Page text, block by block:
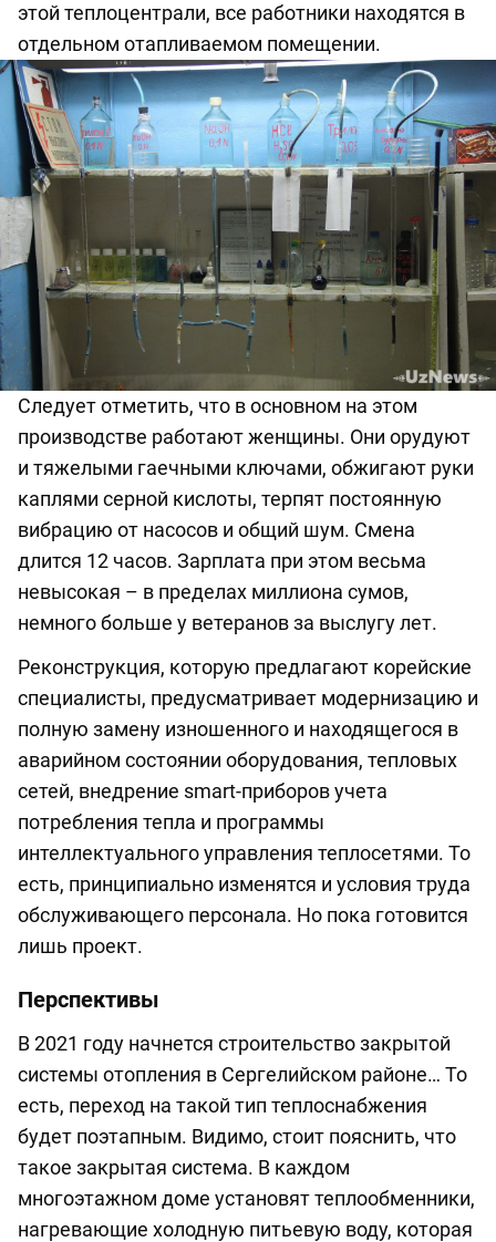
этой теплоцентрали, все работники находятся в
отдельном отапливаемом помещении.
Следует отметить, что в основном на этом
производстве работают женщины. Они орудуют
и тяжелыми гаечными ключами, обжигают руки
каплями серной кислоты, терпят постоянную
вибрацию от насосов и общий шум. Смена
длится 12 часов. Зарплата при этом весьма
невысокая – в пределах миллиона сумов,
немного больше у ветеранов за выслугу лет.
Реконструкция, которую предлагают корейские
специалисты, предусматривает модернизацию и
полную замену изношенного и находящегося в
аварийном состоянии оборудования, тепловых
сетей, внедрение smart-приборов учета
потребления тепла и программы
интеллектуального управления теплосетями. То
есть, принципиально изменятся и условия труда
обслуживающего персонала. Но пока готовится
лишь проект.
Перспективы
В 2021 году начнется строительство закрытой
системы отопления в Сергелийском районе… То
есть, переход на такой тип теплоснабжения
будет поэтапным. Видимо, стоит пояснить, что
такое закрытая система. В каждом
многоэтажном доме установят теплообменники,
нагревающие холодную питьевую воду, которая